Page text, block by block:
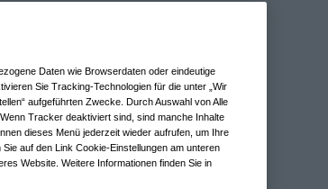
Daten wie Browserdaten oder eindeutige
Sie Tracking-Technologien für die unter „Wir
aufgeführten Zwecke. Durch Auswahl von Alle
Tracker deaktiviert sind, sind manche Inhalte
dieses Menü jederzeit wieder aufrufen, um Ihre
auf den Link Cookie-Einstellungen am unteren
Website. Weitere Informationen finden Sie in